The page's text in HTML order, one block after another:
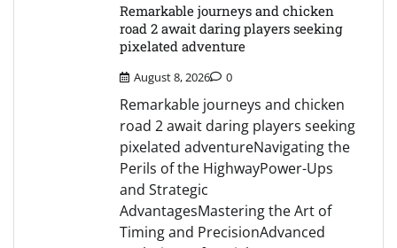
Remarkable journeys and chicken
road 2 await daring players seeking
pixelated adventure
August 8, 2026 0
Remarkable journeys and chicken
road 2 await daring players seeking
pixelated adventureNavigating the
Perils of the HighwayPower-Ups
and Strategic
AdvantagesMastering the Art of
Timing and PrecisionAdvanced